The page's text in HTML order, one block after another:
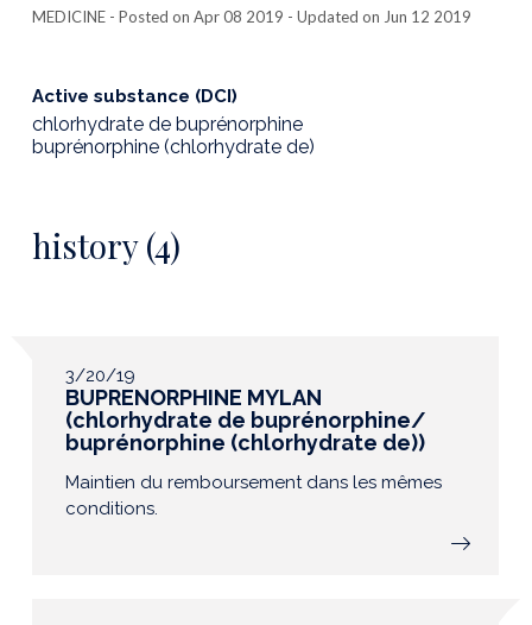
MEDICINE - Posted on Apr 08 2019 - Updated on Jun 12 2019
Active substance (DCI)
chlorhydrate de buprénorphine
buprénorphine (chlorhydrate de)
history (4)
3/20/19
BUPRENORPHINE MYLAN
(chlorhydrate de buprénorphine/
buprénorphine (chlorhydrate de))
Maintien du remboursement dans les mêmes
conditions.